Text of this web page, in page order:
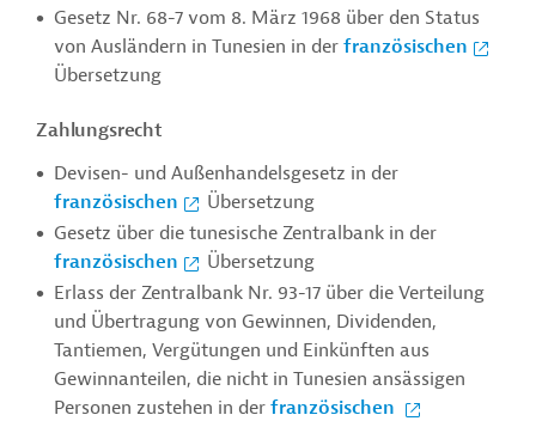
Gesetz Nr. 68-7 vom 8. März 1968 über den Status
von Ausländern in Tunesien in der französischen
Übersetzung
Zahlungsrecht
Devisen- und Außenhandelsgesetz in der
französischen
Übersetzung
Gesetz über die tunesische Zentralbank in der
französischen
Übersetzung
Erlass der Zentralbank Nr. 93-17 über die Verteilung
und Übertragung von Gewinnen, Dividenden,
Tantiemen, Vergütungen und Einkünften aus
Gewinnanteilen, die nicht in Tunesien ansässigen
Personen zustehen in der französischen